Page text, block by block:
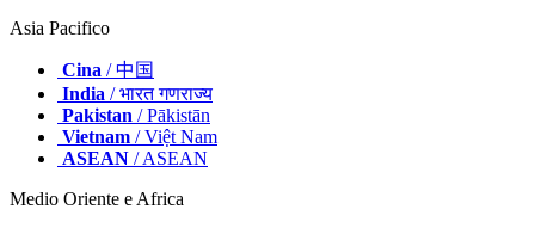
Asia Pacifico
Cina / 中国
India / भारत गणराज्य
Pakistan / Pākistān
Vietnam / Việt Nam
ASEAN / ASEAN
Medio Oriente e Africa